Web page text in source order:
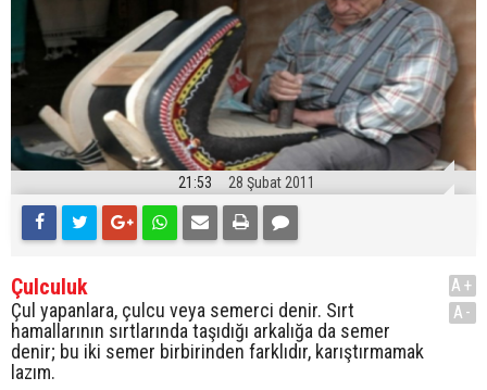
21:53 28 Şubat 2011
Çulculuk
Çul yapanlara, çulcu veya semerci denir. Sırt
hamallarının sırtlarında taşıdığı arkalığa da semer
denir; bu iki semer birbirinden farklıdır, karıştırmamak
lazım.
A+
A-